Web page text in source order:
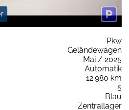
Pkw
Geländewagen
Mai / 2025
Automatik
12.980 km
5
Blau
Zentrallager